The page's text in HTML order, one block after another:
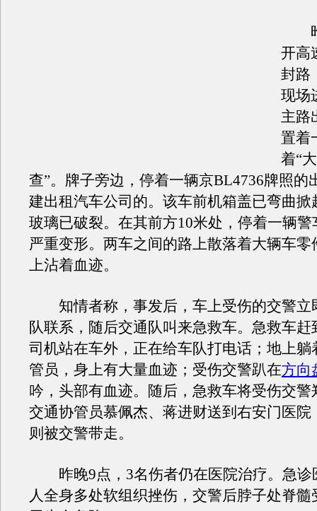
昨
开高
封路
现场
主路
置着
着“
查”。牌子旁边，停着一辆京BL4736牌照的
建出租汽车公司的。该车前机箱盖已弯曲掀
玻璃已破裂。在其前方10米处，停着一辆
严重变形。两车之间的路上散落着大辆车零
上沾着血迹。
知情者称，事发后，车上受伤的交警立
队联系，随后交通队叫来急救车。急救车赶
司机站在车外，正在给车队打电话；地上躺
管员，身上有大量血迹；受伤交警趴在方向
吟，头部有血迹。随后，急救车将受伤交警
交通协管员慕佩杰、蒋进财送到右安门医院
则被交警带走。
昨晚9点，3名伤者仍在医院治疗。急诊
人全身多处软组织挫伤，交警后脖子处脊髓